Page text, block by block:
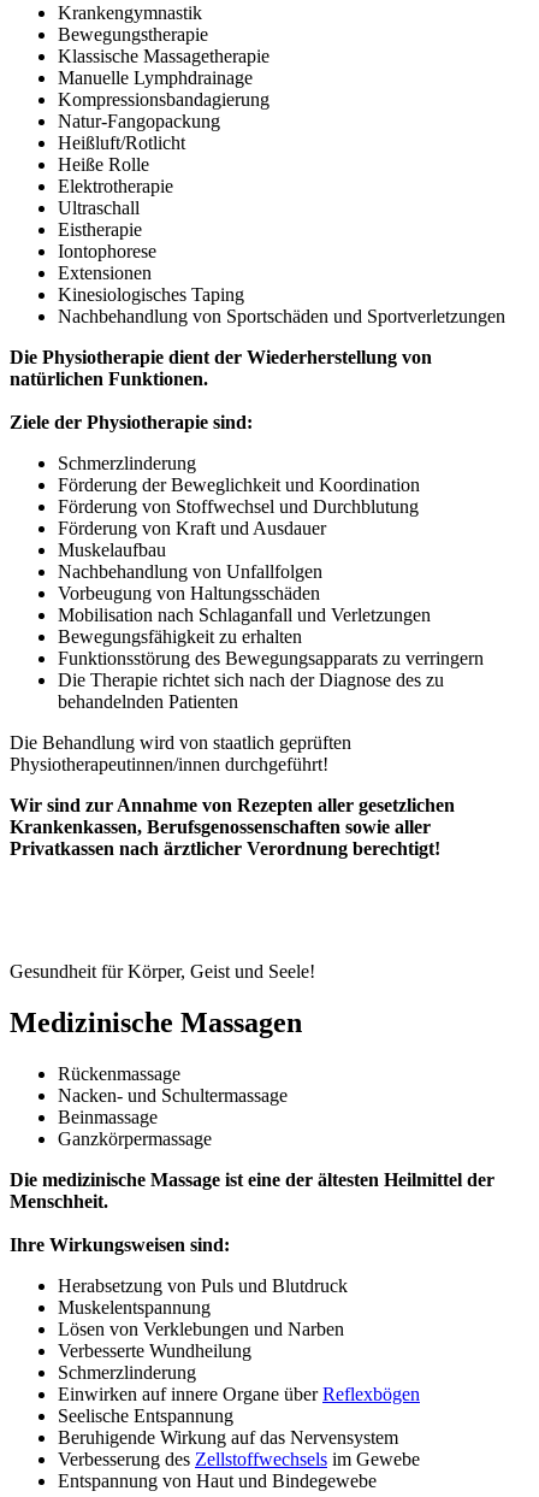
Krankengymnastik
Bewegungstherapie
Klassische Massagetherapie
Manuelle Lymphdrainage
Kompressionsbandagierung
Natur-Fangopackung
Heißluft/Rotlicht
Heiße Rolle
Elektrotherapie
Ultraschall
Eistherapie
Iontophorese
Extensionen
Kinesiologisches Taping
Nachbehandlung von Sportschäden und Sportverletzungen
Die Physiotherapie dient der Wiederherstellung von
natürlichen Funktionen.
Ziele der Physiotherapie sind:
Schmerzlinderung
Förderung der Beweglichkeit und Koordination
Förderung von Stoffwechsel und Durchblutung
Förderung von Kraft und Ausdauer
Muskelaufbau
Nachbehandlung von Unfallfolgen
Vorbeugung von Haltungsschäden
Mobilisation nach Schlaganfall und Verletzungen
Bewegungsfähigkeit zu erhalten
Funktionsstörung des Bewegungsapparats zu verringern
Die Therapie richtet sich nach der Diagnose des zu
behandelnden Patienten
Die Behandlung wird von staatlich geprüften
Physiotherapeutinnen/innen durchgeführt!
Wir sind zur Annahme von Rezepten aller gesetzlichen
Krankenkassen, Berufsgenossenschaften sowie aller
Privatkassen nach ärztlicher Verordnung berechtigt!
Gesundheit für Körper, Geist und Seele!
Medizinische Massagen
Rückenmassage
Nacken- und Schultermassage
Beinmassage
Ganzkörpermassage
Die medizinische Massage ist eine der ältesten Heilmittel der
Menschheit.
Ihre Wirkungsweisen sind:
Herabsetzung von Puls und Blutdruck
Muskelentspannung
Lösen von Verklebungen und Narben
Verbesserte Wundheilung
Schmerzlinderung
Einwirken auf innere Organe überReflexbögen
Seelische Entspannung
Beruhigende Wirkung auf das Nervensystem
Verbesserung des Zellstoffwechsels im Gewebe
Entspannung von Haut und Bindegewebe